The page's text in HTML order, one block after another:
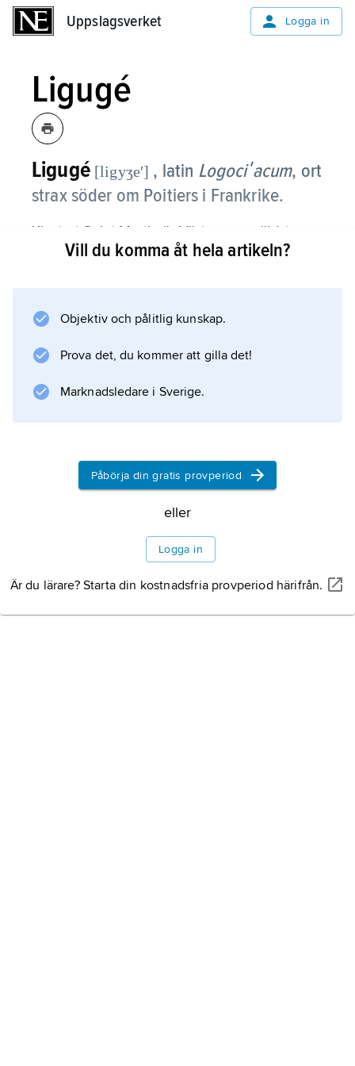
Uppslagsverket Logga in
Ligugé
Ligugé [ligyʒeʹ] , latin Logociʹacum, ort
strax söder om Poitiers i Frankrike.
Klostret Saint-Martin är Västeuropas äldsta
kända kloster, grundat 361 av Martin av Tours.
manligt benediktinkloster. Dess verkstad är
konstnärer som Braque, Chagall och Rouault.
Vill du komma åt hela artikeln?
Objektiv och pålitlig kunskap.
Prova det, du kommer att gilla det!
Marknadsledare i Sverige.
Påbörja din gratis provperiod
eller
Logga in
Är du lärare? Starta din kostnadsfria provperiod härifrån.